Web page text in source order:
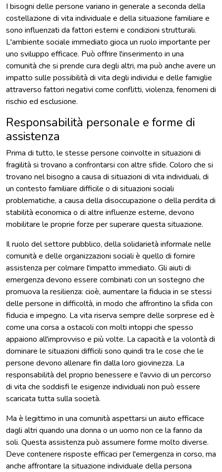
I bisogni delle persone variano in generale a seconda della
costellazione di vita individuale e della situazione familiare e
sono influenzati da fattori esterni e condizioni strutturali.
L'ambiente sociale immediato gioca un ruolo importante per
uno sviluppo efficace. Può offrire l'inserimento in una
comunità che si prende cura degli altri, ma può anche avere un
impatto sulle possibilità di vita degli individui e delle famiglie
attraverso fattori negativi come conflitti, violenza, fenomeni di
rischio ed esclusione.
Responsabilità personale e forme di
assistenza
Prima di tutto, le stesse persone coinvolte in situazioni di
fragilità si trovano a confrontarsi con altre sfide. Coloro che si
trovano nel bisogno a causa di situazioni di vita individuali, di
un contesto familiare difficile o di situazioni sociali
problematiche, a causa della disoccupazione o della perdita di
stabilità economica o di altre influenze esterne, devono
mobilitare le proprie forze per superare questa situazione.
Il ruolo del settore pubblico, della solidarietà informale nelle
comunità e delle organizzazioni sociali è quello di fornire
assistenza per colmare l'impatto immediato. Gli aiuti di
emergenza devono essere combinati con un sostegno che
promuova la resilienza: cioè, aumentare la fiducia in se stessi
delle persone in difficoltà, in modo che affrontino la sfida con
fiducia e impegno. La vita riserva sempre delle sorprese ed è
come una corsa a ostacoli con molti intoppi che spesso
appaiono all'improvviso e più volte. La capacità e la volontà di
dominare le situazioni difficili sono quindi tra le cose che le
persone devono allenare fin dalla loro giovinezza. La
responsabilità del proprio benessere e l'avvio di un percorso
di vita che soddisfi le esigenze individuali non può essere
scaricata tutta sulla società.
Ma è legittimo in una comunità aspettarsi un aiuto efficace
dagli altri quando una donna o un uomo non ce la fanno da
soli. Questa assistenza può assumere forme molto diverse.
Deve contenere risposte efficaci per l'emergenza in corso, ma
anche affrontare la situazione individuale della persona